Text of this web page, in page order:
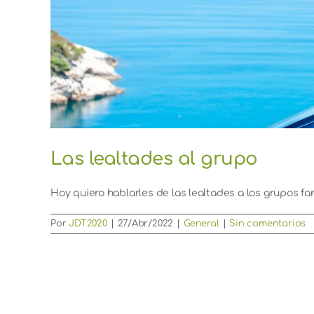
Las lealtades al grupo
Hoy quiero hablarles de las lealtades a los grupos
PorJDT2020 27/Abr/2022 General Sin comentarios